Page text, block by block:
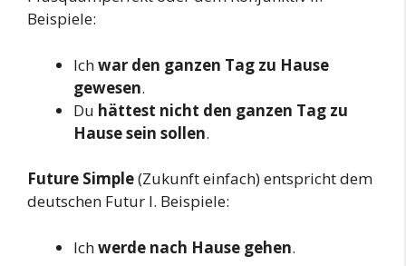
Beispiele:
Ichwar den ganzen Tag zu Hause
gewesen.
Du hättest nicht den ganzen Tag zu
Hause sein sollen.
Future Simple(Zukunft einfach) entspricht dem
deutschen Futur I. Beispiele:
Ichwerde nach Hause gehen.